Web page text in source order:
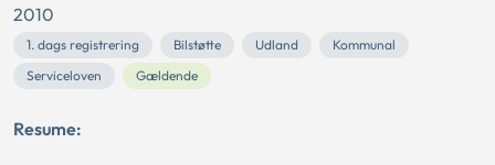
2010
1. dags registrering Bilstøtte Udland
Kommunal
Serviceloven
Gældende
Resume: